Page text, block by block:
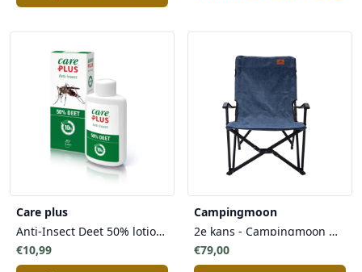
Care plus
Anti-Insect Deet 50% lotion, 50ml
€10,99
Campingmoon
2e kans - Campingmoon Opvouwbare Campingstoel Kampeerstoel met Lage Rugleuning - Canvas Comfort Lichtgewicht Veelzijdig Gebruik
€79,00